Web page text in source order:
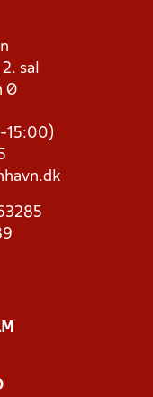
sal
Ø
15:00)